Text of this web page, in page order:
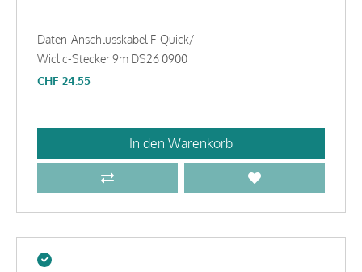
Daten-Anschlusskabel F-Quick/
Wiclic-Stecker 9m DS26 0900
CHF 24.55
In den Warenkorb